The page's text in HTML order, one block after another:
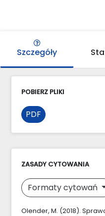
Szczegóły
POBIERZ PLIKI
PDF
ZASADY CYTOWANIA
Formaty cytowań
Olender, M. (2018).